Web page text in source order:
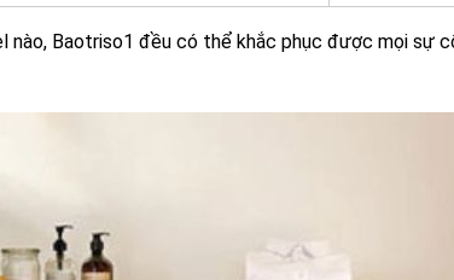
nào, Baotriso1 đều có thể khắc phục được mọi sự